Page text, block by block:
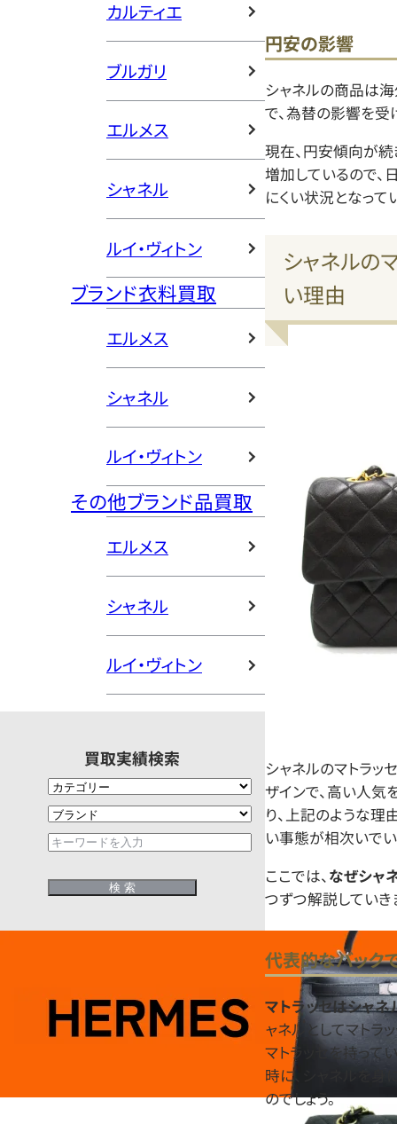
カルティエ
ブルガリ
エルメス
シャネル
ルイ・ヴィトン
ブランド衣料買取
エルメス
シャネル
ルイ・ヴィトン
その他ブランド品買取
エルメス
シャネル
ルイ・ヴィトン
買取実績検索
円安の影響
シャネルの商品は
で、為替の影響を受
現在、円安傾向が
増加しているので、
にくい状況となって
シャネルの
い理由
シャネルのマトラッ
ザインで、高い人気
り、上記のような理
い事態が相次いでい
ここでは、なぜシャ
つずつ解説していき
代表的なバック
マトラッセはシャ
ャネルとしてマトラ
マトラッセを持って
時に、シャネルを
のでしょう。